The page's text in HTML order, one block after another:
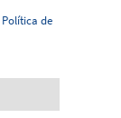
Política de